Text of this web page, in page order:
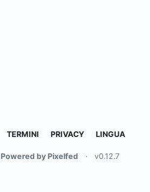
TERMINI PRIVACY LINGUA
Powered by Pixelfed · v0.12.7